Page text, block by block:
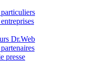
Dr.Web
presse